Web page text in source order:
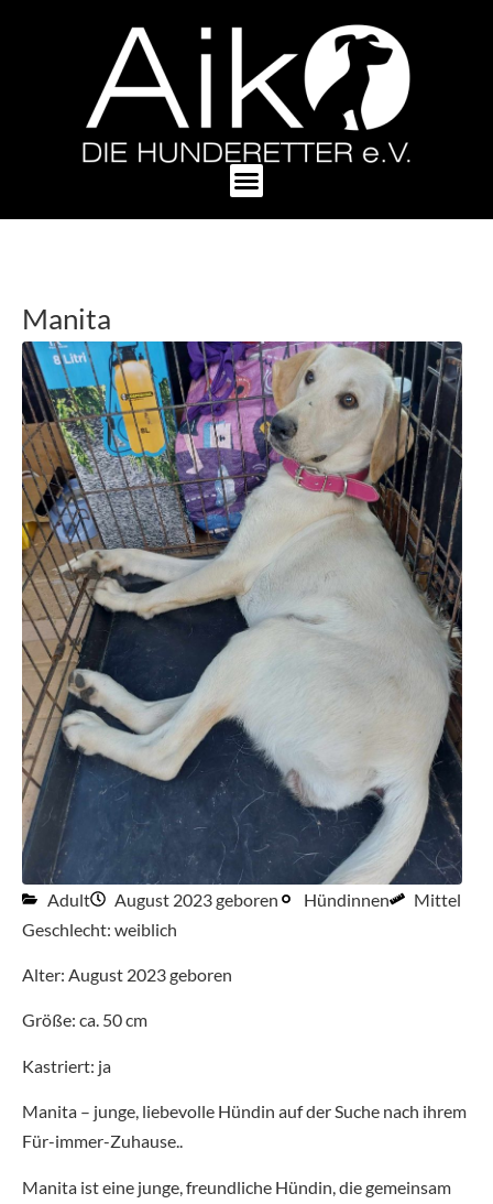
Manita
Adult August 2023 geboren Hündinnen
Mittel
Geschlecht: weiblich
Alter: August 2023 geboren
Größe: ca. 50 cm
Kastriert: ja
Manita – junge, liebevolle Hündin auf der Suche nach ihrem
Für-immer-Zuhause..
Manita ist eine junge, freundliche Hündin, die gemeinsam